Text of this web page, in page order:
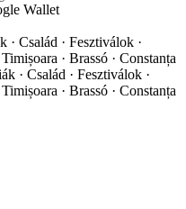
Wallet
· Család · Fesztiválok ·
· Brassó · Constanța
· Család · Fesztiválok ·
· Brassó · Constanța